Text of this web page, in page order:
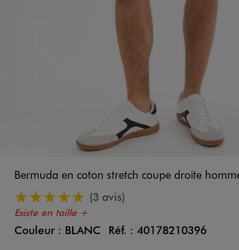
Bermuda en coton stretch coupe droite
Existe en taille +
5/5 de moyenne(3 avis)
Couleur
Couleur : BLANC Réf. : 40178210396